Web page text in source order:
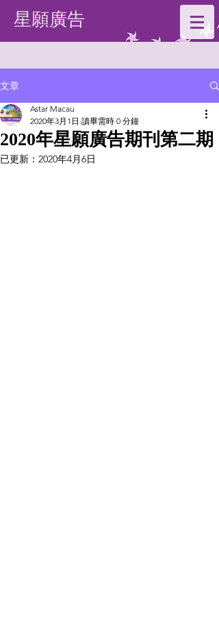
星願廣告
文章
2020年星願廣告期刊第二期
Astar Macau
2020年3月1日 讀畢需時 0 分鐘
已更新： 2020年4月6日